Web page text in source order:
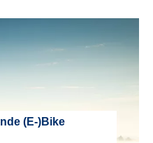
mit 2K Kunststoffkäfig
(E-)Bike